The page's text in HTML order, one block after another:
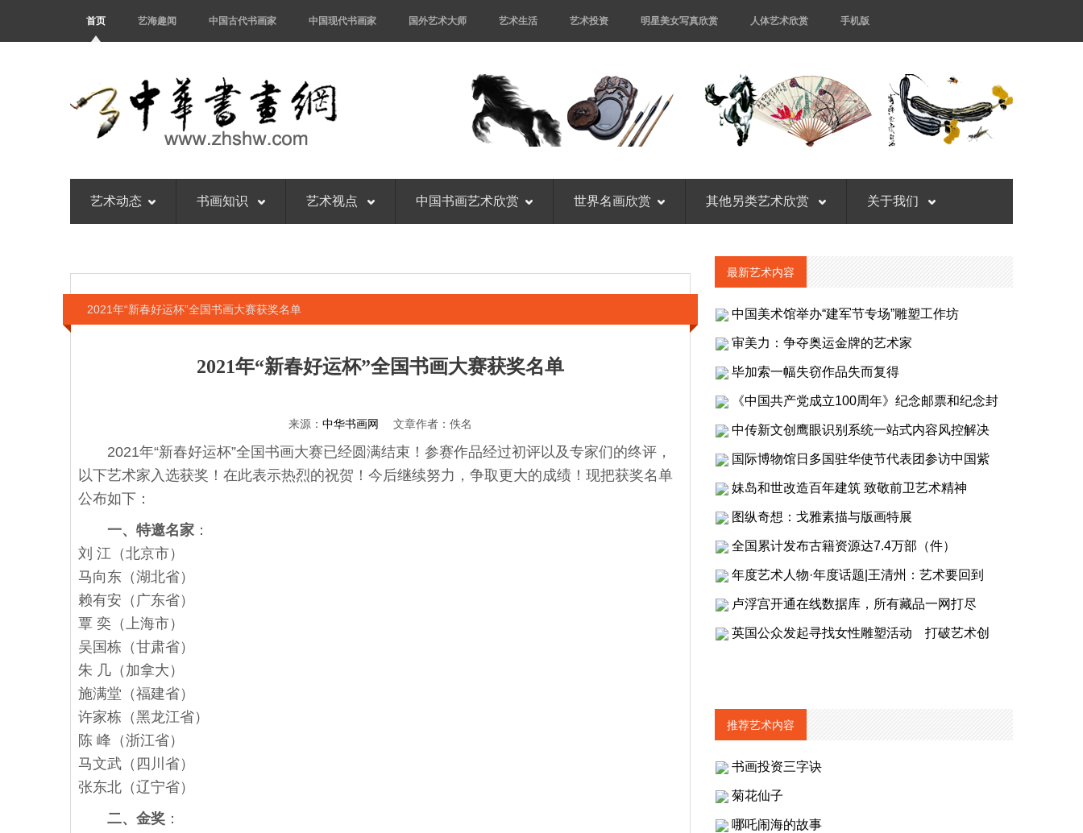
首页 艺海趣闻 中国古代书画家 中国现代书画家 国外艺术大师 艺术生活 艺术投资 明星美女写真欣赏 人体艺术欣赏 手机版
艺术动态 书画知识 艺术视点 中国书画艺术欣赏 世界名画欣赏 其他另类艺术欣赏 关于我们
2021年“新春好运杯”全国书画大赛获奖名单
2021年“新春好运杯”全国书画大赛获奖名单
来源： 中华书画网 文章作者：佚名
2021年“新春好运杯”全国书画大赛已经圆满结束！参赛作品经过初评以及专家们的终评，
以下艺术家入选获奖！在此表示热烈的祝贺！今后继续努力，争取更大的成绩！现把获奖名单
公布如下：
一、特邀名家 ：
刘 江（北京市）
马向东（湖北省）
赖有安（广东省）
覃 奕（上海市）
吴国栋（甘肃省）
朱 几（加拿大）
施满堂（福建省）
许家栋（黑龙江省）
陈 峰（浙江省）
马文武（四川省）
张东北（辽宁省）
二、金奖 ：
最新艺术内容
中国美术馆举办“建军节专场”雕塑工作坊
审美力：争夺奥运金牌的艺术家
毕加索一幅失窃作品失而复得
《中国共产党成立100周年》纪念邮票和纪念封
中传新文创鹰眼识别系统一站式内容风控解决
国际博物馆日多国驻华使节代表团参访中国紫
妹岛和世改造百年建筑 致敬前卫艺术精神
图纵奇想：戈雅素描与版画特展
全国累计发布古籍资源达7.4万部（件）
年度艺术人物·年度话题|王清州：艺术要回到
卢浮宫开通在线数据库，所有藏品一网打尽
英国公众发起寻找女性雕塑活动 打破艺术创
推荐艺术内容
书画投资三字诀
菊花仙子
哪吒闹海的故事